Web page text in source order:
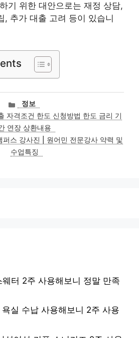
기 위한 대안으로는 재정 상담,
, 추가 대출 고려 등이 있습니
카
테
고
리
정보
자격조건 한도 신청방법 한도 금리 기
연장 상환내용
퍼스 강사진 | 원어민 전문강사 약력 및
수업특징
터 2주 사용해보니 정말 만족
실 수납 사용해보니 2주 사용